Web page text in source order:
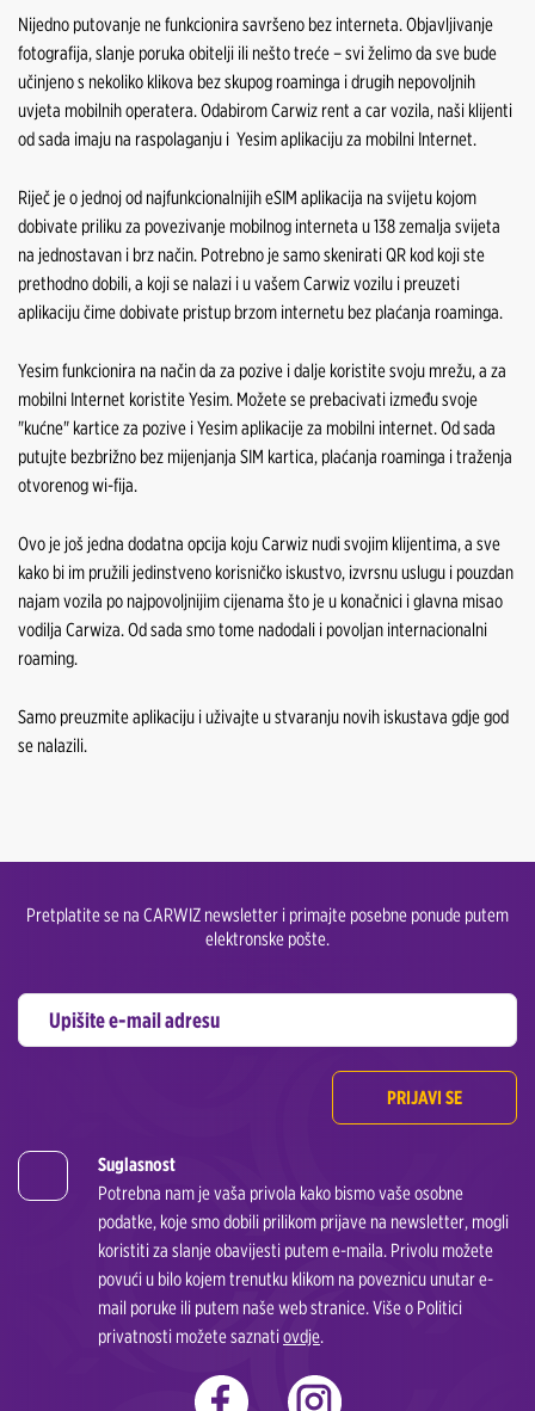
Sarajevo Aerodrom
Sarajevo Grad
Šamac Grad
Mostar Grad
Sarajevo Aerodrom
Sarajevo Grad
Šamac Grad
Tuzla Aerodrom
Nijedno putovanje ne funkcionira savršeno bez interneta. Objavljivanje
fotografija, slanje poruka obitelji ili nešto treće – svi želimo da sve bude
učinjeno s nekoliko klikova bez skupog roaminga i drugih nepovoljnih
uvjeta mobilnih operatera. Odabirom Carwiz rent a car vozila, naši klijenti
od sada imaju na raspolaganju i Yesim aplikaciju za mobilni Internet.
Riječ je o jednoj od najfunkcionalnijih eSIM aplikacija na svijetu kojom
dobivate priliku za povezivanje mobilnog interneta u 138 zemalja svijeta
na jednostavan i brz način. Potrebno je samo skenirati QR kod koji ste
prethodno dobili, a koji se nalazi i u vašem Carwiz vozilu i preuzeti
aplikaciju čime dobivate pristup brzom internetu bez plaćanja roaminga.
Yesim funkcionira na način da za pozive i dalje koristite svoju mrežu, a za
mobilni Internet koristite Yesim. Možete se prebacivati ​​između svoje
"kućne" kartice za pozive i Yesim aplikacije za mobilni internet. Od sada
putujte bezbrižno bez mijenjanja SIM kartica, plaćanja roaminga i traženja
otvorenog wi-fija.
Ovo je još jedna dodatna opcija koju Carwiz nudi svojim klijentima, a sve
kako bi im pružili jedinstveno korisničko iskustvo, izvrsnu uslugu i pouzdan
najam vozila po najpovoljnijim cijenama što je u konačnici i glavna misao
vodilja Carwiza. Od sada smo tome nadodali i povoljan internacionalni
roaming.
Samo preuzmite aplikaciju i uživajte u stvaranju novih iskustava gdje god
se nalazili.
Pretplatite se na CARWIZ newsletter i primajte posebne ponude putem
elektronske pošte.
PRIJAVI SE
Suglasnost
Potrebna nam je vaša privola kako bismo vaše osobne
podatke, koje smo dobili prilikom prijave na newsletter, mogli
koristiti za slanje obavijesti putem e-maila. Privolu možete
povući u bilo kojem trenutku klikom na poveznicu unutar e-
mail poruke ili putem naše web stranice. Više o Politici
privatnosti možete saznatiovdje.